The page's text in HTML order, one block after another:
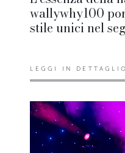
wallywhy100
stile unici nel
LEGGI IN DETTAGLIO